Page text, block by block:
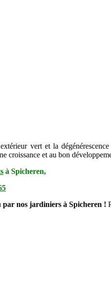
vert et la
croissance et au bon
à Spicheren,
nos jardiniers à Spicheren !